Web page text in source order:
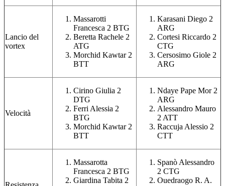
Lancio del
vortex
Massarotti
Francesca 2 BTG
Beretta Rachele 2
ATG
Morchid Kawtar 2
BTT
Karasani Diego 2
ARG
Cortesi Riccardo 2
CTG
Cersosimo Giole 2
ARG
Velocità
Cirino Giulia 2
DTG
Ferri Alessia 2
BTG
Morchid Kawtar 2
BTT
Ndaye Pape Mor 2
ARG
Alessandro Mauro
2 ATT
Raccuja Alessio 2
CTT
Massarotta
Francesca 2 BTG
Giardina Tabita 2
Spanò Alessandro
2 CTG
Ouedraogo R. A.